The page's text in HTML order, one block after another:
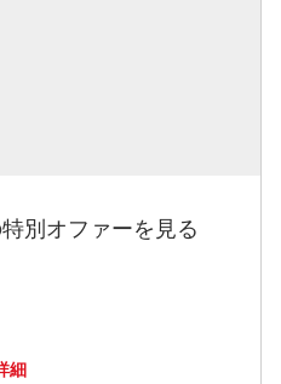
別オファーを見る
細